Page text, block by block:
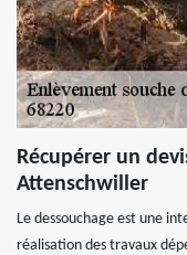
Récupérer un
Attenschwiller
Le dessouchage est une
réalisation des travaux